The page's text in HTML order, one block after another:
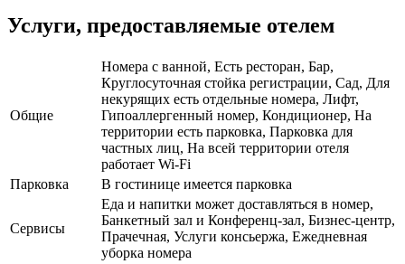
Услуги, предоставляемые отелем
Общие
Номера с ванной, Есть ресторан, Бар,
Круглосуточная стойка регистрации, Сад, Для
некурящих есть отдельные номера, Лифт,
Гипоаллергенный номер, Кондиционер, На
территории есть парковка, Парковка для
частных лиц, На всей территории отеля
работает Wi-Fi
Парковка
В гостинице имеется парковка
Сервисы
Еда и напитки может доставляться в номер,
Банкетный зал и Конференц-зал, Бизнес-центр,
Прачечная, Услуги консьержа, Ежедневная
уборка номера